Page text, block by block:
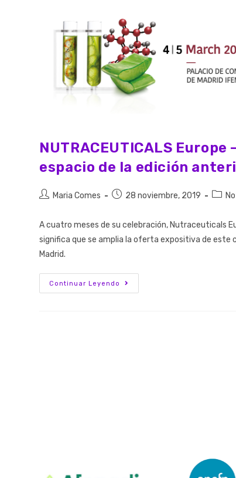
NUTRACEUTICALS
espacio de la edición
Maria Comes 28 noviembre, 2019
A cuatro meses de su celebración, Nutraceuticals
significa que se amplia la oferta expositiva de este
Madrid.
Continuar Leyendo